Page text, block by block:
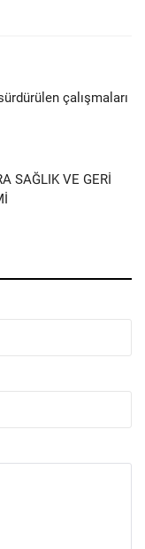
çalışmaları
SAĞLIK VE GERİ